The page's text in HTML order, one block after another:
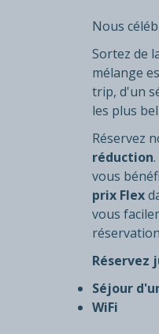
Nuitée excl./
Nous
Sortez de
mélange
trip, d'un
les plus
Réservez
réduction
vous
prix Flex
vous
Réservez
Séjour
WiFi